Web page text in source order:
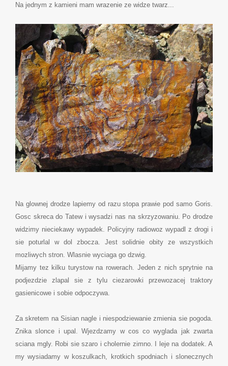
Na jednym z kamieni mam wrazenie ze widze twarz...
Na glownej drodze lapiemy od razu stopa prawie pod samo Goris.
Gosc skreca do Tatew i wysadzi nas na skrzyzowaniu. Po drodze
widzimy nieciekawy wypadek. Policyjny radiowoz wypadl z drogi i
sie poturlal w dol zbocza. Jest solidnie obity ze wszystkich
mozliwych stron. Wlasnie wyciaga go dzwig.
Mijamy tez kilku turystow na rowerach. Jeden z nich sprytnie na
podjezdzie zlapal sie z tylu ciezarowki przewozacej traktory
gasienicowe i sobie odpoczywa.
Za skretem na Sisian nagle i niespodziewanie zmienia sie pogoda.
Znika slonce i upal. Wjezdzamy w cos co wyglada jak zwarta
sciana mgly. Robi sie szaro i cholernie zimno. I leje na dodatek. A
my wysiadamy w koszulkach, krotkich spodniach i slonecznych